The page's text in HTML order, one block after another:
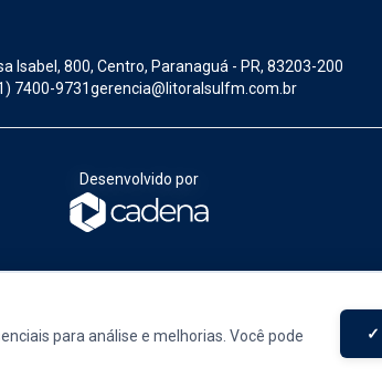
Isabel, 800, Centro, Paranaguá - PR, 83203-200
7400-9731gerencia@litoralsulfm.com.br
Desenvolvido por
para análise e melhorias. Você pode
✓